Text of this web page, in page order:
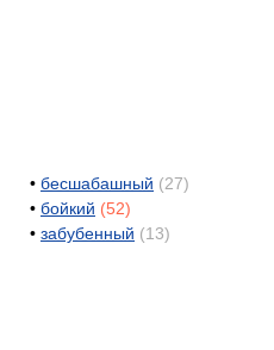
• бесшабашный (27)
• бойкий (52)
• забубенный (13)